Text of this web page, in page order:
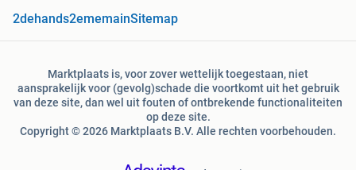
2dehands2ememainSitemap
Marktplaats is, voor zover wettelijk toegestaan, niet
aansprakelijk voor (gevolg)schade die voortkomt uit het gebruik
van deze site, dan wel uit fouten of ontbrekende functionaliteiten
op deze site.
Copyright © 2026 Marktplaats B.V. Alle rechten voorbehouden.